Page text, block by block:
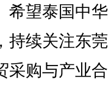
希望泰国中
持续关注东
采购与产业